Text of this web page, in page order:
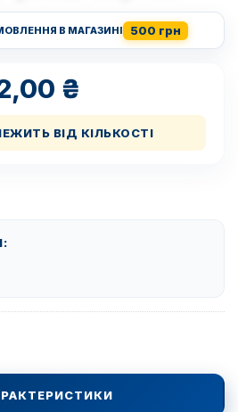
В МАГАЗИНІ 500 грн
₴
ВІД КІЛЬКОСТІ